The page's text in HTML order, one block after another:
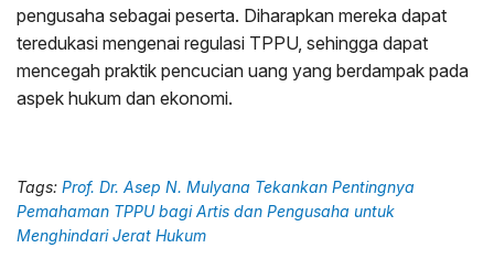
pengusaha sebagai peserta. Diharapkan mereka dapat
teredukasi mengenai regulasi TPPU, sehingga dapat
mencegah praktik pencucian uang yang berdampak pada
aspek hukum dan ekonomi.
Tags: Prof. Dr. Asep N. Mulyana Tekankan Pentingnya
Pemahaman TPPU bagi Artis dan Pengusaha untuk
Menghindari Jerat Hukum